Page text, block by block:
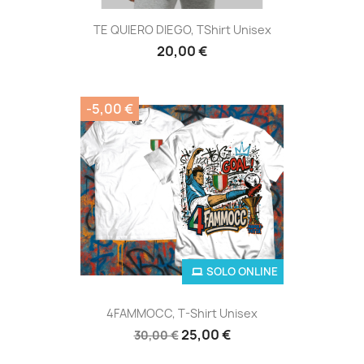
TE QUIERO DIEGO, TShirt Unisex
20,00 €
4FAMMOCC, T-Shirt Unisex
30,00 €25,00 €
SOLO ONLINE
-5,00 €